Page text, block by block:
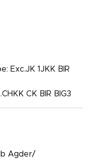
Exc.JK 1JKK BIR
CK BIR BIG3
Agder/